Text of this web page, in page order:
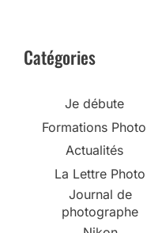
Catégories
Je débute
Formations Photo
Actualités
La Lettre Photo
Journal de
photographe